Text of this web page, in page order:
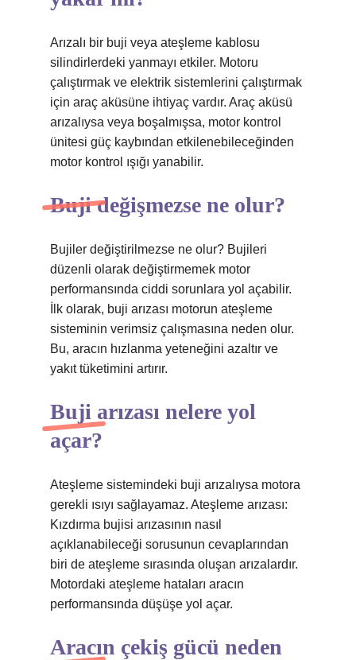
Arızalı bir buji veya ateşleme kablosu
silindirlerdeki yanmayı etkiler. Motoru
çalıştırmak ve elektrik sistemlerini çalıştırmak
için araç aküsüne ihtiyaç vardır. Araç aküsü
arızalıysa veya boşalmışsa, motor kontrol
ünitesi güç kaybından etkilenebileceğinden
motor kontrol ışığı yanabilir.
Buji değişmezse ne olur?
Bujiler değiştirilmezse ne olur? Bujileri
düzenli olarak değiştirmemek motor
performansında ciddi sorunlara yol açabilir.
İlk olarak, buji arızası motorun ateşleme
sisteminin verimsiz çalışmasına neden olur.
Bu, aracın hızlanma yeteneğini azaltır ve
yakıt tüketimini artırır.
Buji arızası nelere yol
açar?
Ateşleme sistemindeki buji arızalıysa motora
gerekli ısıyı sağlayamaz. Ateşleme arızası:
Kızdırma bujisi arızasının nasıl
açıklanabileceği sorusunun cevaplarından
biri de ateşleme sırasında oluşan arızalardır.
Motordaki ateşleme hataları aracın
performansında düşüşe yol açar.
Aracın çekiş gücü neden